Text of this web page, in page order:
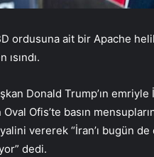
ordusuna ait bir Apache
Donald Trump’ın emriyle
Ofis’te basın
vererek “İran’ı bugün
dedi.